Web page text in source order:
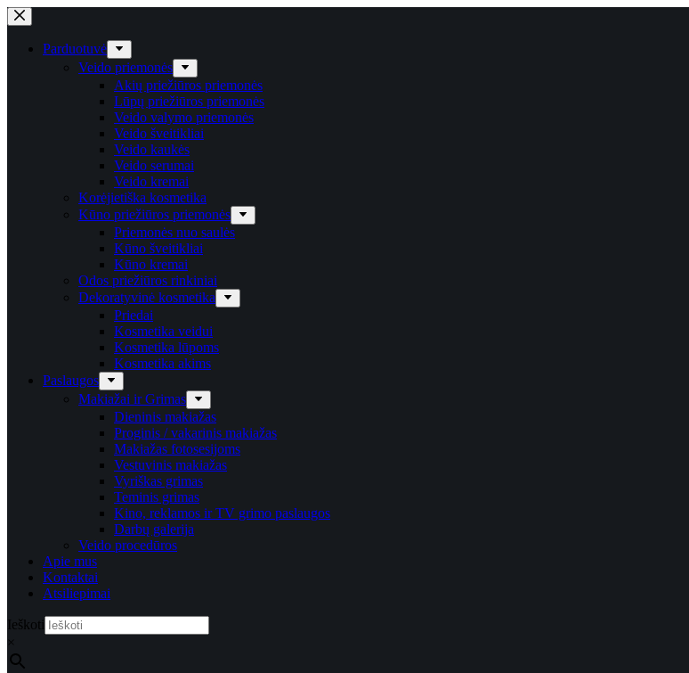
Skip
to
contentParduotuvė
Veido priemonės
Akių priežiūros priemonės
Lūpų priežiūros priemonės
Veido valymo priemonės
Veido šveitikliai
Veido kaukės
Veido serumai
Veido kremai
Korėjietiška kosmetika
Kūno priežiūros priemonės
Priemonės nuo saulės
Kūno šveitikliai
Kūno kremai
Odos priežiūros rinkiniai
Dekoratyvinė kosmetika
Priedai
Kosmetika veidui
Kosmetika lūpoms
Kosmetika akims
Paslaugos
Makiažai ir Grimas
Dieninis makiažas
Proginis / vakarinis makiažas
Makiažas fotosesijoms
Vestuvinis makiažas
Vyriškas grimas
Teminis grimas
Kino, reklamos ir TV grimo paslaugos
Darbų galerija
Veido procedūros
Apie mus
Kontaktai
Atsiliepimai
Ieškoti
×